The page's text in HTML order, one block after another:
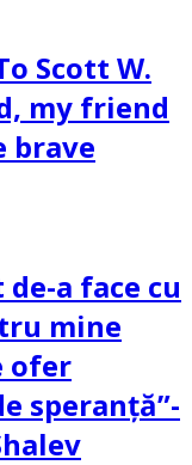
Scott W.
my friend
brave
a face cu
mine
ofer
speranță”-